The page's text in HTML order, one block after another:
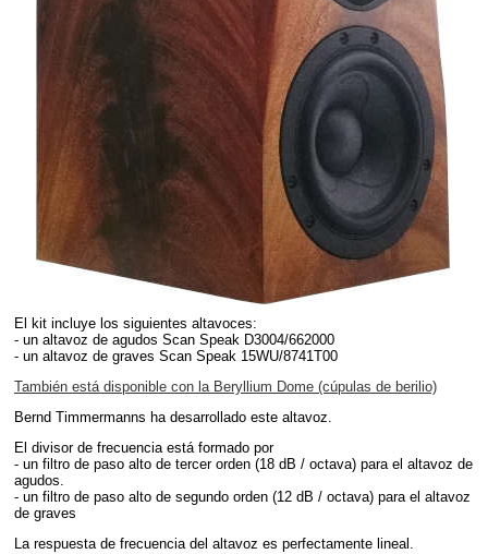
El kit incluye los siguientes altavoces:
- un altavoz de agudos Scan Speak D3004/662000
- un altavoz de graves Scan Speak 15WU/8741T00
También está disponible con la Beryllium Dome (cúpulas de berilio)
Bernd Timmermanns ha desarrollado este altavoz.
El divisor de frecuencia está formado por
- un filtro de paso alto de tercer orden (18 dB / octava) para el altavoz de
agudos.
- un filtro de paso alto de segundo orden (12 dB / octava) para el altavoz
de graves
La respuesta de frecuencia del altavoz es perfectamente lineal.